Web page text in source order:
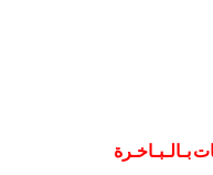
بـالـبـاخـرة